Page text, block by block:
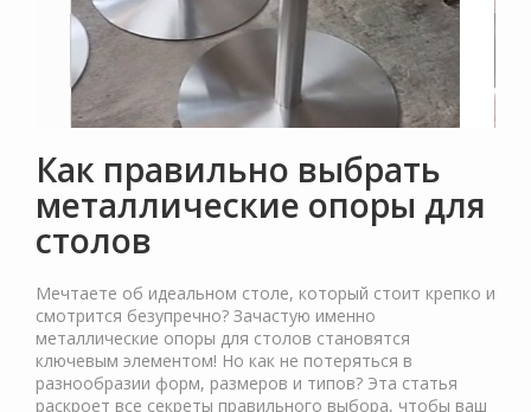
Как правильно выбрать
металлические опоры для
столов
Мечтаете об идеальном столе, который стоит крепко и
смотрится безупречно? Зачастую именно
металлические опоры для столов становятся
ключевым элементом! Но как не потеряться в
разнообразии форм, размеров и типов? Эта статья
раскроет все секреты правильного выбора, чтобы ваш